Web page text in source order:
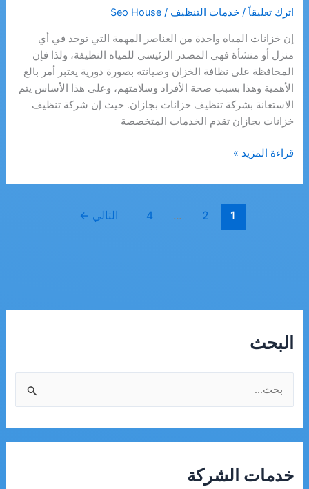
اترك تعليقاً /خدمات التنظيف /
Seo House
إن خزانات المياه واحدة من العناصر المهمة التي توجد في أي
منزل أو منشأة فهي المصدر الرئيسي للمياه النظيفة، ولذا فإن
المحافظة على نظافة الخزان وصيانته بصورة دورية يعتبر أمر بالغ
الأهمية وهذا بسبب صحة الأفراد وسلامتهم، وعلى هذا الأساس يتم
الاستعانة بشركة تنظيف خزانات بجازان. حيث إن شركة تنظيف
خزانات بجازان تقدم الخدمات المتخصصة
شركة
خزانات
قراءة المزيد »
1
2
…
4 التالي ←
البحث
ح
ع
خدمات الشركة